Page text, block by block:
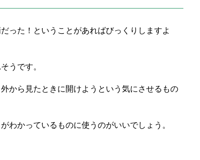
った！ということがあればびっくりしますよ
うです。
から見たときに開けようという気にさせるもの
わかっているものに使うのがいいでしょう。